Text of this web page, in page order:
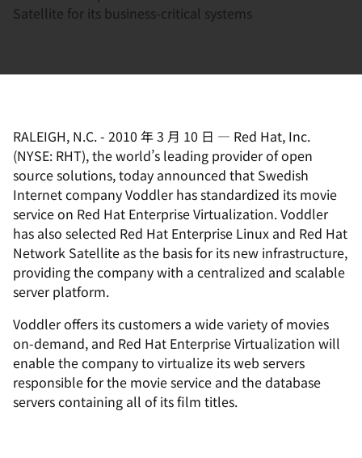
いSatellite for its business-critical systems
RALEIGH, N.C.- 2010 年 3 月 10 日 — Red Hat, Inc.
(NYSE: RHT), the world’s leading provider of open
source solutions, today announced that Swedish
Internet company Voddler has standardized its movie
service on Red Hat Enterprise Virtualization. Voddler
has also selected Red Hat Enterprise Linux and Red Hat
Network Satellite as the basis for its new infrastructure,
providing the company with a centralized and scalable
server platform.
Voddler offers its customers a wide variety of movies
on-demand, and Red Hat Enterprise Virtualization will
enable the company to virtualize its web servers
responsible for the movie service and the database
servers containing all of its film titles.